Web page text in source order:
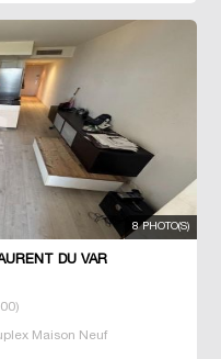
8 PHOTO(S)
DU VAR
)
Maison Neuf